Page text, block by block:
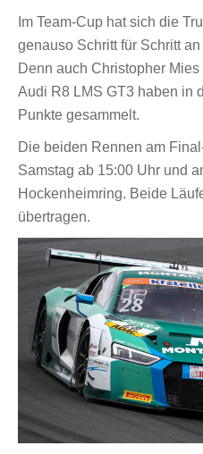
Im Team-Cup hat sich die
genauso Schritt für Schritt
Denn auch Christopher
Audi R8 LMS GT3 haben in
Punkte gesammelt.
Die beiden Rennen am
Samstag ab 15:00 Uhr und
Hockenheimring. Beide
übertragen.